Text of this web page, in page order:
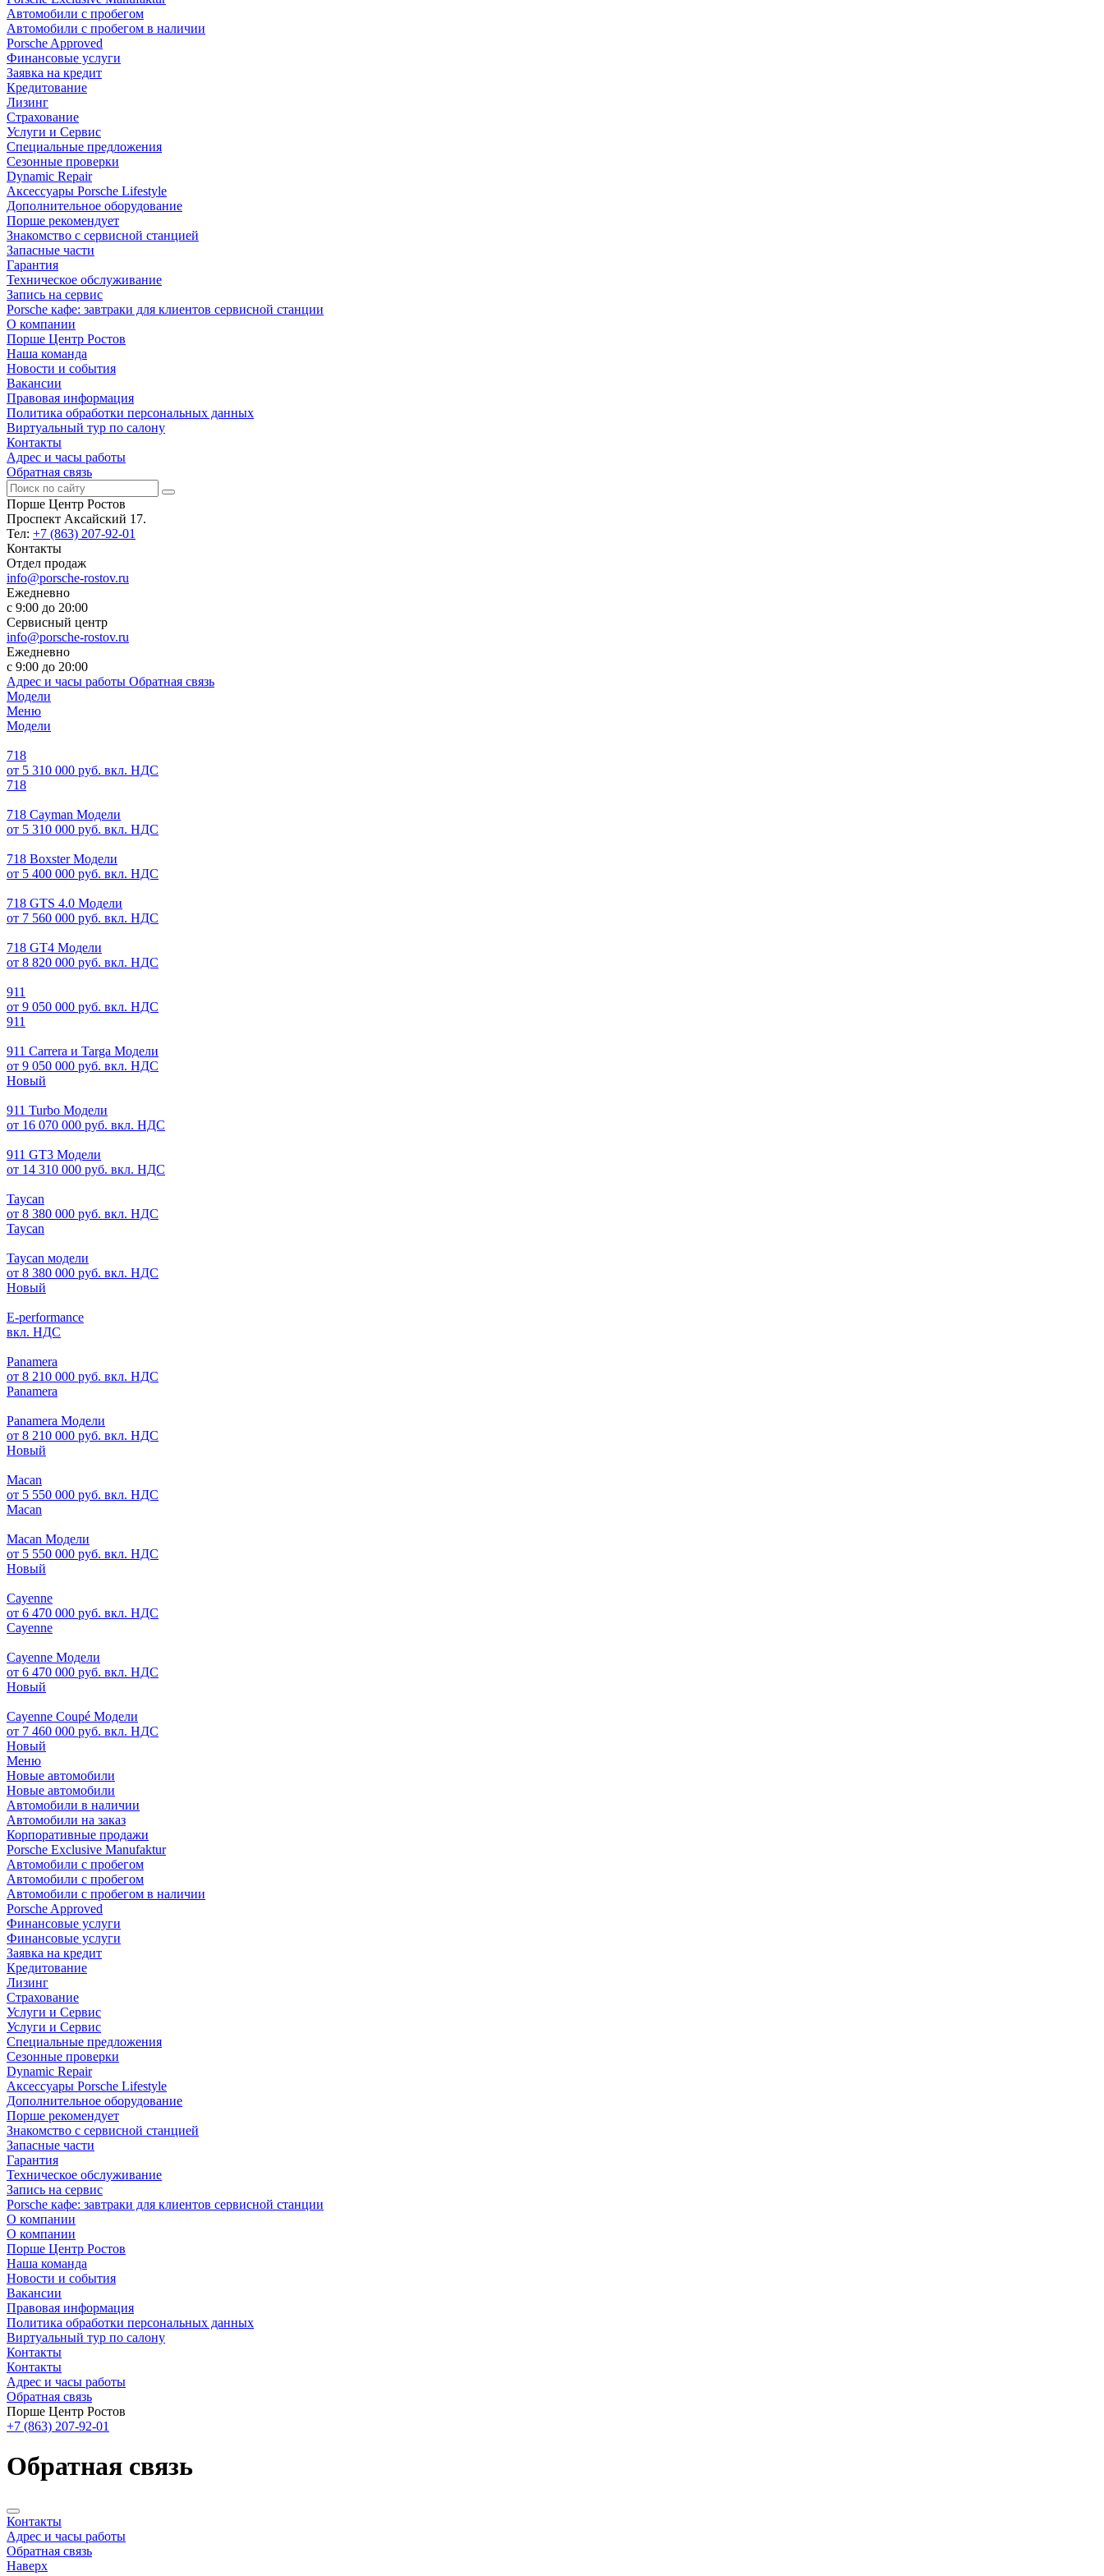
Автомобили с пробегом
Автомобили с пробегом в наличии
Porsche Approved
Финансовые услуги
Заявка на кредит
Кредитование
Лизинг
Страхование
Услуги и Сервис
Специальные предложения
Сезонные проверки
Dynamic Repair
Аксессуары Porsche Lifestyle
Дополнительное оборудование
Порше рекомендует
Знакомство с сервисной станцией
Запасные части
Гарантия
Техническое обслуживание
Запись на сервис
Porsche кафе: завтраки для клиентов сервисной станции
О компании
Порше Центр Ростов
Наша команда
Новости и события
Вакансии
Правовая информация
Политика обработки персональных данных
Виртуальный тур по салону
Контакты
Адрес и часы работы
Обратная связь
Порше Центр Ростов
Проспект Аксайский 17.
Тел: +7 (863) 207-92-01
Контакты
Отдел продаж
info@porsche-rostov.ru
Ежедневно
с 9:00 до 20:00
Сервисный центр
info@porsche-rostov.ru
Ежедневно
с 9:00 до 20:00
Адрес и часы работы Обратная связь
Модели
Меню
Модели
718
от 5 310 000 руб. вкл. НДС
718
718 Cayman Модели
от 5 310 000 руб. вкл. НДС
718 Boxster Модели
от 5 400 000 руб. вкл. НДС
718 GTS 4.0 Модели
от 7 560 000 руб. вкл. НДС
718 GT4 Модели
от 8 820 000 руб. вкл. НДС
911
от 9 050 000 руб. вкл. НДС
911
911 Carrera и Targa Модели
от 9 050 000 руб. вкл. НДС
Новый
911 Turbo Модели
от 16 070 000 руб. вкл. НДС
911 GT3 Модели
от 14 310 000 руб. вкл. НДС
Taycan
от 8 380 000 руб. вкл. НДС
Taycan
Taycan модели
от 8 380 000 руб. вкл. НДС
Новый
E-performance
вкл. НДС
Panamera
от 8 210 000 руб. вкл. НДС
Panamera
Panamera Модели
от 8 210 000 руб. вкл. НДС
Новый
Macan
от 5 550 000 руб. вкл. НДС
Macan
Macan Модели
от 5 550 000 руб. вкл. НДС
Новый
Cayenne
от 6 470 000 руб. вкл. НДС
Cayenne
Cayenne Модели
от 6 470 000 руб. вкл. НДС
Новый
Cayenne Coupé Модели
от 7 460 000 руб. вкл. НДС
Новый
Меню
Новые автомобили
Новые автомобили
Автомобили в наличии
Автомобили на заказ
Корпоративные продажи
Porsche Exclusive Manufaktur
Автомобили с пробегом
Автомобили с пробегом
Автомобили с пробегом в наличии
Porsche Approved
Финансовые услуги
Финансовые услуги
Заявка на кредит
Кредитование
Лизинг
Страхование
Услуги и Сервис
Услуги и Сервис
Специальные предложения
Сезонные проверки
Dynamic Repair
Аксессуары Porsche Lifestyle
Дополнительное оборудование
Порше рекомендует
Знакомство с сервисной станцией
Запасные части
Гарантия
Техническое обслуживание
Запись на сервис
Porsche кафе: завтраки для клиентов сервисной станции
О компании
О компании
Порше Центр Ростов
Наша команда
Новости и события
Вакансии
Правовая информация
Политика обработки персональных данных
Виртуальный тур по салону
Контакты
Контакты
Адрес и часы работы
Обратная связь
Порше Центр Ростов
+7 (863) 207-92-01
Обратная связь
Контакты
Адрес и часы работы
Обратная связь
Наверх